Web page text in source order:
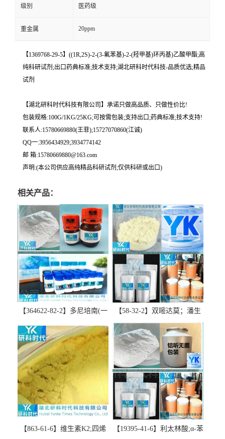
级别 医药级
重金属 20ppm
【1369768-29-5】((1R,2S)-2-(3-氟苯基)-2-(羟甲基)环丙基)乙酸甲酯;高
纯科研试剂;出口药典标准;技术支持;湖北研科时代科技-品质优选;精品
试剂
【湖北研科时代科技有限公司】承诺只做高品质、只做性价比!
包装规格:100G/1KG/25KG;可按需包装;支持出口;药典标准;技术支持!
联系人:15780669880(王菲);15727070860(江诚)
QQ一:3956434929;3934774142
邮 箱:15780669880@163.com
声明:(本公司供应高纯精品科研试剂;仅供科研或出口)
相关产品：
【364622-82-2】多尼培南(一
精品科研试剂-湖北研科时代
科技-“研”无止境;“科”学创
新！支持三方验证；支持定
制；检测图谱；MSDS等技术
支持！
【58-32-2】双嘧达莫；潘生
丁-精品科研试剂-湖北研科时
代科技-“研”无止境;“科”学创
新！支持三方验证；支持定
制；检测图谱；MSDS等技术
支持！
【863-61-6】维生素K2;四烯
【19395-41-6】利太林酸;α-苯